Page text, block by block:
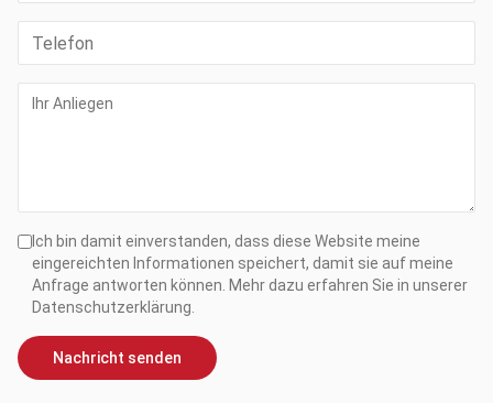
Ich bin damit einverstanden, dass diese Website meine
eingereichten Informationen speichert, damit sie auf meine
Anfrage antworten können. Mehr dazu erfahren Sie in unserer
Datenschutzerklärung.
Nachricht senden